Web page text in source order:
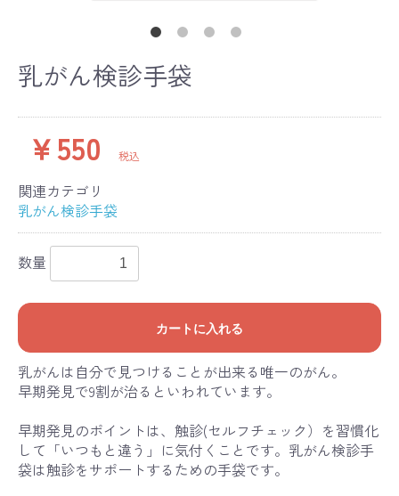
乳がん検診手袋
￥550 税込
関連カテゴリ
乳がん検診手袋
数量
カートに入れる
乳がんは自分で見つけることが出来る唯一のがん。
早期発見で9割が治るといわれています。
早期発見のポイントは、触診(セルフチェック）を習慣化
して「いつもと違う」に気付くことです。乳がん検診手
袋は触診をサポートするための手袋です。